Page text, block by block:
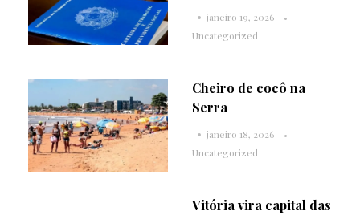
janeiro 19, 2026
Uncategorized
Cheiro de cocô na
Serra
janeiro 18, 2026
Uncategorized
Vitória vira capital das